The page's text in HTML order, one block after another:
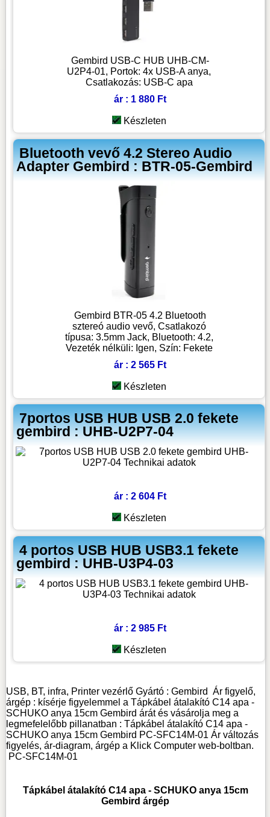
Gembird USB-C HUB UHB-CM-
U2P4-01, Portok: 4x USB-A anya,
Csatlakozás: USB-C apa
ár : 1 880 Ft
Készleten
Bluetooth vevő 4.2 Stereo Audio
Adapter Gembird : BTR-05-Gembird
Gembird BTR-05 4.2 Bluetooth
sztereó audio vevő, Csatlakozó
típusa: 3.5mm Jack, Bluetooth: 4.2,
Vezeték nélküli: Igen, Szín: Fekete
ár : 2 565 Ft
Készleten
7portos USB HUB USB 2.0 fekete
gembird : UHB-U2P7-04
ár : 2 604 Ft
Készleten
4 portos USB HUB USB3.1 fekete
gembird : UHB-U3P4-03
ár : 2 985 Ft
Készleten
USB, BT, infra, Printer vezérlőGyártó : Gembird Ár figyelő,
árgép : kísérje figyelemmel a Tápkábel átalakító C14 apa -
SCHUKO anya 15cm Gembird árát és vásárolja meg a
legmefelelőbb pillanatban : Tápkábel átalakító C14 apa -
SCHUKO anya 15cm Gembird PC-SFC14M-01 Ár változás
figyelés, ár-diagram, árgép a Klick Computer web-boltban.
PC-SFC14M-01
Tápkábel átalakító C14 apa - SCHUKO anya 15cm
Gembird árgép